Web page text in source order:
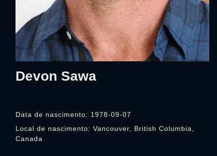
Devon Sawa
Data de nascimento: 1978-09-07
Local de nascimento: Vancouver, British Columbia,
Canada